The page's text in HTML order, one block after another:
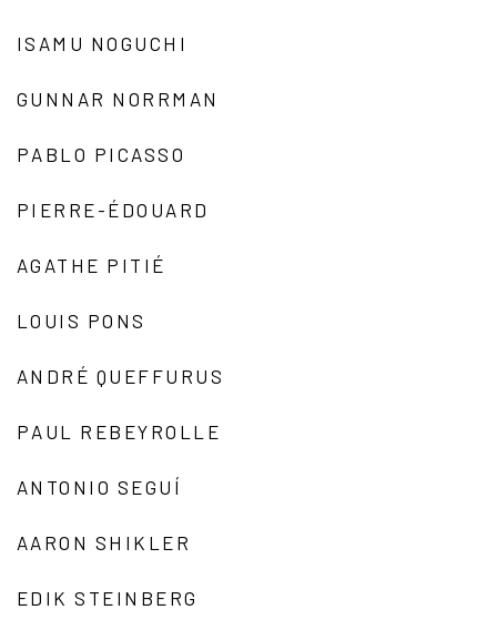
ISAMU NOGUCHI
GUNNAR NORRMAN
PABLO PICASSO
PIERRE-ÉDOUARD
AGATHE PITIÉ
LOUIS PONS
ANDRÉ QUEFFURUS
PAUL REBEYROLLE
ANTONIO SEGUÍ
AARON SHIKLER
EDIK STEINBERG